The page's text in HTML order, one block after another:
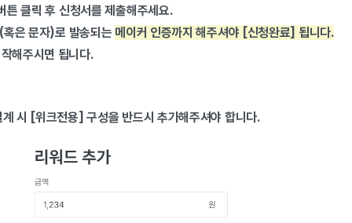
튼 클릭 후 신청서를 제출해주세요.
은 문자)로 발송되는 메이커 인증까지 해주셔야 [신청완료] 됩니다.
해주시면 됩니다.
시 [위크전용] 구성을 반드시 추가해주셔야 합니다.